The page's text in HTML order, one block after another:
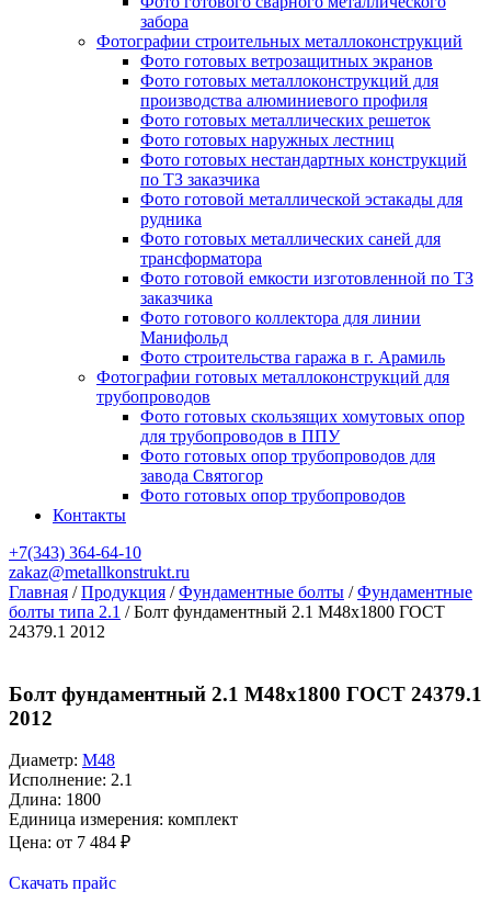
забора
Фотографии строительных металлоконструкций
Фото готовых ветрозащитных экранов
Фото готовых металлоконструкций для
производства алюминиевого профиля
Фото готовых металлических решеток
Фото готовых наружных лестниц
Фото готовых нестандартных конструкций
по ТЗ заказчика
Фото готовой металлической эстакады для
рудника
Фото готовых металлических саней для
трансформатора
Фото готовой емкости изготовленной по ТЗ
заказчика
Фото готового коллектора для линии
Манифольд
Фото строительства гаража в г. Арамиль
Фотографии готовых металлоконструкций для
трубопроводов
Фото готовых скользящих хомутовых опор
для трубопроводов в ППУ
Фото готовых опор трубопроводов для
завода Святогор
Фото готовых опор трубопроводов
Контакты
+7(343) 364-64-10
zakaz@metallkonstrukt.ru
Главная / Продукция / Фундаментные болты / Фундаментные
болты типа 2.1 / Болт фундаментный 2.1 М48х1800 ГОСТ
24379.1 2012
Болт фундаментный 2.1 М48х1800 ГОСТ 24379.1
2012
Диаметр: М48
Исполнение: 2.1
Длина: 1800
Единица измерения: комплект
Цена: от 7 484 ₽
Скачать прайс